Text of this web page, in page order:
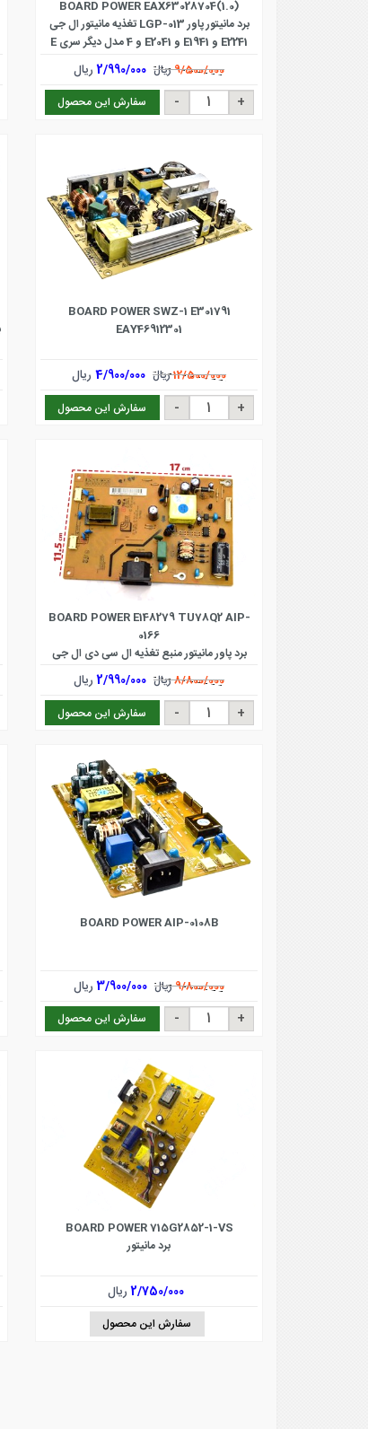
BOARD POWER EAX63028704(1.0)
برد مانیتور پاور LGP-013 تغذیه مانیتور ال جی
E2241 و E1941 و E2041 و 4 مدل دیگر سری E
9/500/000ریال 2/990/000ریال
سفارش این محصول
BOARD POWER SWZ-1 E301791
EAY46912301
12/500/000ریال 4/900/000ریال
سفارش این محصول
BOARD POWER E148279 TU78Q2 AIP-
0166
برد پاور مانیتور منبع تغذیه ال سی دی ال جی
8/800/000ریال 2/990/000ریال
سفارش این محصول
BOARD POWER AIP-0108B
9/800/000ریال 3/900/000ریال
سفارش این محصول
BOARD POWER 715G2852-1-VS
برد مانیتور
2/750/000ریال
سفارش این محصول